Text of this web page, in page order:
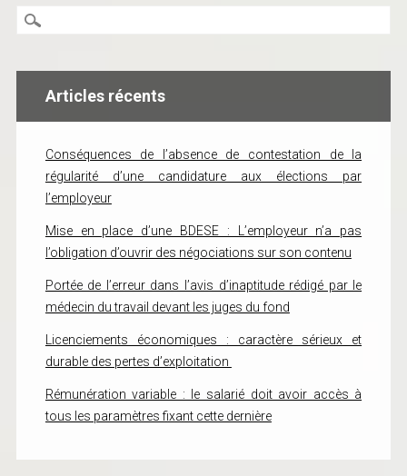
Articles récents
Conséquences de l’absence de contestation de la
régularité d’une candidature aux élections par
l’employeur
Mise en place d’une BDESE : L’employeur n’a pas
l’obligation d’ouvrir des négociations sur son contenu
Portée de l’erreur dans l’avis d’inaptitude rédigé par le
médecin du travail devant les juges du fond
Licenciements économiques : caractère sérieux et
durable des pertes d’exploitation
Rémunération variable : le salarié doit avoir accès à
tous les paramètres fixant cette dernière